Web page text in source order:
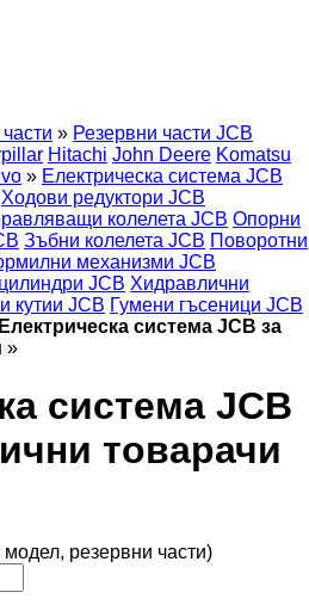
» Резервни части JCB
Hitachi John Deere Komatsu
» Електрическа система JCB
Ходови редуктори JCB
колелета JCB Опорни
Зъбни колелета JCB Поворотни
механизми JCB
JCB Хидравлични
кутии JCB Гумени гъсеници JCB
Електрическа система JCB за
»
система JCB
товарачи
резервни части)